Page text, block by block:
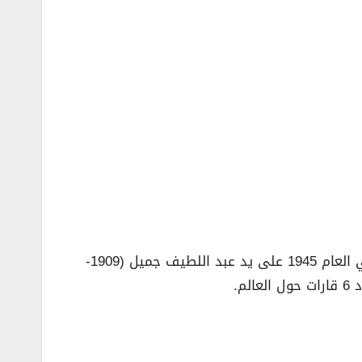
– مجموعة عبد اللطيف جميل هي شركة عائلية متعددة النشاطات تم تأسيسها في المملكة العربية السعودية في العام 1945 على يد عبد اللطيف جميل (1909-